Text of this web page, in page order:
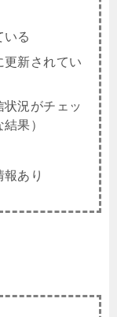
いる
更新されてい
況がチェッ
果）
あり